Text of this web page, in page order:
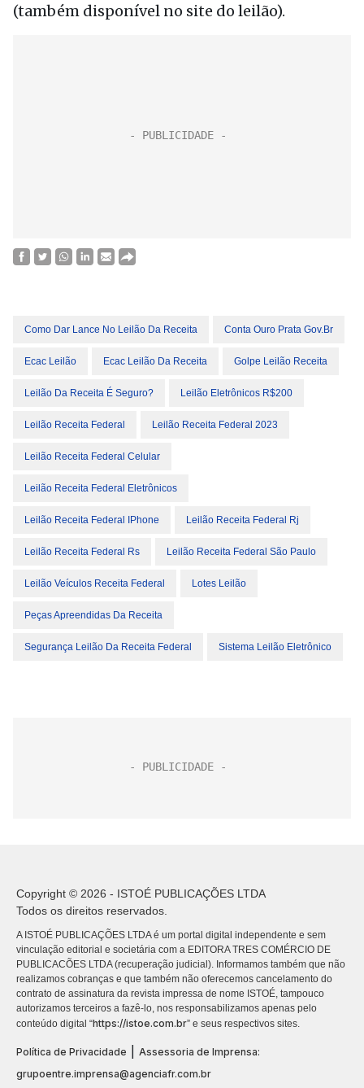
(também disponível no site do leilão).
Como Dar Lance No Leilão Da Receita Conta Ouro Prata Gov.br
Ecac Leilão Ecac Leilão Da Receita Golpe Leilão Receita
Leilão Da Receita É Seguro? Leilão Eletrônicos R$200
Leilão Receita Federal Leilão Receita Federal 2023
Leilão Receita Federal Celular
Leilão Receita Federal Eletrônicos
Leilão Receita Federal IPhone Leilão Receita Federal Rj
Leilão Receita Federal Rs Leilão Receita Federal São Paulo
Leilão Veículos Receita Federal Lotes Leilão
Peças Apreendidas Da Receita
Segurança Leilão Da Receita Federal Sistema Leilão Eletrônico
Copyright © 2026 - ISTOÉ PUBLICAÇÕES LTDA
Todos os direitos reservados.
A ISTOÉ PUBLICAÇÕES LTDA é um portal digital independente e sem
vinculação editorial e societária com a EDITORA TRES COMÉRCIO DE
PUBLICACÕES LTDA (recuperação judicial). Informamos também que não
realizamos cobranças e que também não oferecemos cancelamento do
contrato de assinatura da revista impressa de nome ISTOÉ, tampouco
autorizamos terceiros a fazê-lo, nos responsabilizamos apenas pelo
conteúdo digital “https://istoe.com.br” e seus respectivos sites.
Política de Privacidade
Assessoria de Imprensa:
grupoentre.imprensa@agenciafr.com.br